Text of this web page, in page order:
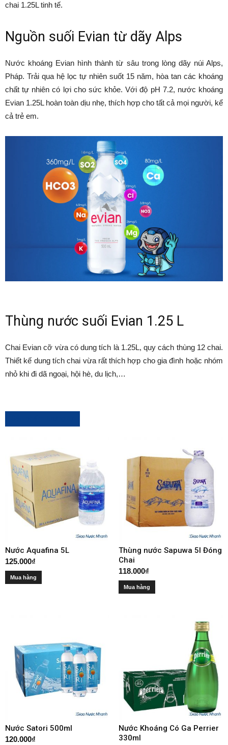
chai 1.25L tinh tế.
Nguồn suối Evian từ dãy Alps
Nước khoáng Evian hình thành từ sâu trong lòng dãy núi Alps,
Pháp. Trải qua hệ lọc tự nhiên suốt 15 năm, hòa tan các khoáng
chất tự nhiên có lợi cho sức khỏe. Với độ pH 7.2, nước khoáng
Evian 1.25L hoàn toàn dịu nhẹ, thích hợp cho tất cả mọi người, kể
cả trẻ em.
Thùng nước suối Evian 1.25 L
Chai Evian cỡ vừa có dung tích là 1.25L, quy cách thùng 12 chai.
Thiết kế dung tích chai vừa rất thích hợp cho gia đình hoặc nhóm
nhỏ khi đi dã ngoại, hội hè, du lịch,…
Nước Aquafina 5L
125.000₫
Mua hàng
Thùng nước Sapuwa 5l Đóng
Chai
118.000₫
Mua hàng
Nước Satori 500ml
120.000₫
Nước Khoáng Có Ga Perrier
330ml